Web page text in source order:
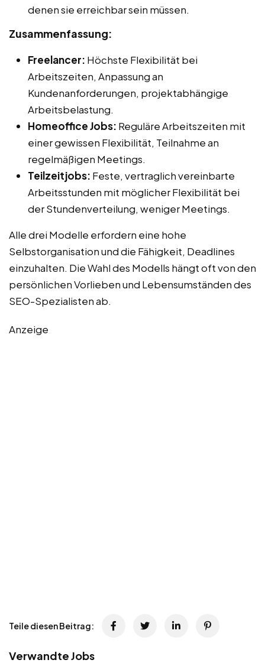
denen sie erreichbar sein müssen.
Zusammenfassung:
Freelancer: Höchste Flexibilität bei
Arbeitszeiten, Anpassung an
Kundenanforderungen, projektabhängige
Arbeitsbelastung.
Homeoffice Jobs: Reguläre Arbeitszeiten mit
einer gewissen Flexibilität, Teilnahme an
regelmäßigen Meetings.
Teilzeitjobs: Feste, vertraglich vereinbarte
Arbeitsstunden mit möglicher Flexibilität bei
der Stundenverteilung, weniger Meetings.
Alle drei Modelle erfordern eine hohe
Selbstorganisation und die Fähigkeit, Deadlines
einzuhalten. Die Wahl des Modells hängt oft von den
persönlichen Vorlieben und Lebensumständen des
SEO-Spezialisten ab.
Anzeige
Teile diesen Beitrag:
Verwandte Jobs